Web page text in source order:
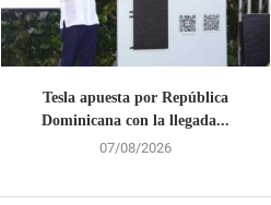
Tesla apuesta por República
Dominicana con la llegada...
07/08/2026